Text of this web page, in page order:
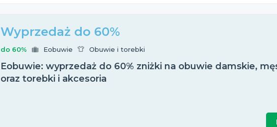
Wyprzedaż do 60%
do 60% Eobuwie Obuwie i torebki
Eobuwie: wyprzedaż do 60% zniżki na obuwie damskie,
oraz torebki i akcesoria